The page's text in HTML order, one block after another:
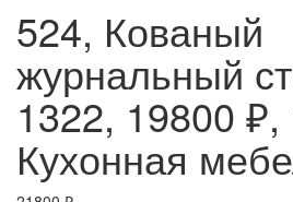
524, Кованый
журнальный
1322, 19800 ₽,
Кухонная